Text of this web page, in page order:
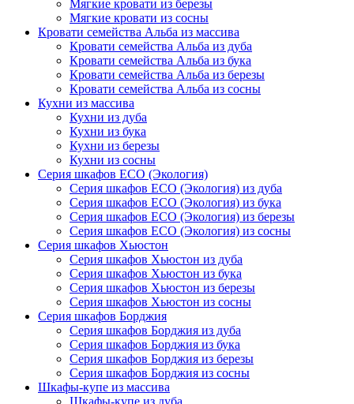
Мягкие кровати из березы
Мягкие кровати из сосны
Кровати семейства Альба из массива
Кровати семейства Альба из дуба
Кровати семейства Альба из бука
Кровати семейства Альба из березы
Кровати семейства Альба из сосны
Кухни из массива
Кухни из дуба
Кухни из бука
Кухни из березы
Кухни из сосны
Серия шкафов ECO (Экология)
Серия шкафов ECO (Экология) из дуба
Серия шкафов ECO (Экология) из бука
Серия шкафов ECO (Экология) из березы
Серия шкафов ECO (Экология) из сосны
Серия шкафов Хьюстон
Серия шкафов Хьюстон из дуба
Серия шкафов Хьюстон из бука
Серия шкафов Хьюстон из березы
Серия шкафов Хьюстон из сосны
Серия шкафов Борджия
Серия шкафов Борджия из дуба
Серия шкафов Борджия из бука
Серия шкафов Борджия из березы
Серия шкафов Борджия из сосны
Шкафы-купе из массива
Шкафы-купе из дуба